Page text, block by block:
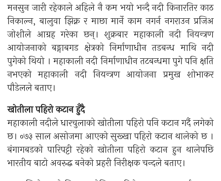
मनसुन जारी रहेकाले अहिले नै कम भयो भन्दै नदी किनारतिर काठ
निकाल्न, बालुवा झिक्न र माछा मार्ने काम नगर्न नगराउन प्रजिअ
जोशीले आग्रह गरेका छन्। शुक्रबार महाकाली नदी नियन्त्रण
आयोजनाको बङ्गाबगड क्षेत्रको निर्माणाधीन तडबन्ध माथि नदी
पुगेको थियो । महाकाली नदी निर्माणाधीन तटबन्धमा पुगे पनि क्षति
नभएको महाकाली नदी नियन्त्रण आयोजना प्रमुख शोभाकर
पौडेलले बताए।
खोतीला पहिरो कटान हुँदै
महाकाली नदीले धारचुलाको खोतीला पहिरो पनि कटान गर्दै लगेको
छ। ०७३ साल असोजमा आएको सुख्खा पहिरो कटान थालेको छ ।
बंगागबडको पारिपट्टी रहेको खोतीला पहिरो कटान हुन थालेपछि
भारतीय बाटो अवरुद्ध बनेको प्रहरी निरीक्षक चन्दले बताए।